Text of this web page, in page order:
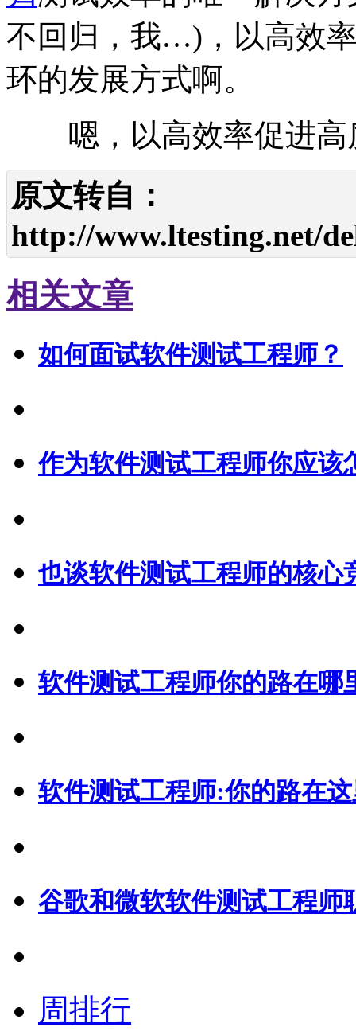
不回归，我…)，以高效
环的发展方式啊。
嗯，以高效率促进高
原文转自：
http://www.ltesting.net/
相关文章
如何面试软件测试工程师？
作为软件测试工程师你应该
也谈软件测试工程师的核心
软件测试工程师你的路在哪
软件测试工程师:你的路在
谷歌和微软软件测试工程师
周排行